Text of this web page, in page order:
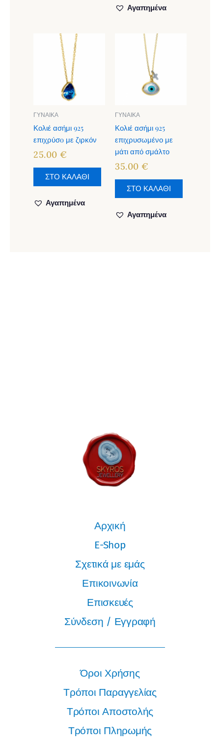
Αγαπημένα
ΓΥΝΑΙΚΑ
Κολιέ ασήμι 925
επιχρύσo με ζιρκόν
25.00 €
ΣΤΟ ΚΑΛΑΘΙ
Αγαπημένα
ΓΥΝΑΙΚΑ
Κολιέ ασήμι 925
επιχρυσωμένο με
μάτι από σμάλτο
35.00 €
ΣΤΟ ΚΑΛΑΘΙ
Αγαπημένα
Αρχική
E-Shop
Σχετικά με εμάς
Επικοινωνία
Επισκευές
Σύνδεση / Εγγραφή
Όροι Χρήσης
Τρόποι Παραγγελίας
Τρόποι Αποστολής
Τρόποι Πληρωμής